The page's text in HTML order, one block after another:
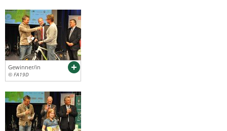
Gewinner/in
© FA19D